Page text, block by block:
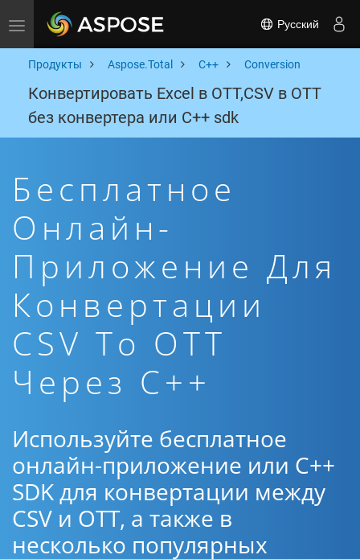
Toggle navigation Русский
Продукты Aspose.Total C++ Conversion
Конвертировать Excel в OTT,CSV в OTT
без конвертера или C++ sdk
Бесплатное
Онлайн-
Приложение Для
Конвертации
CSV To OTT
Через C++
Используйте бесплатное
онлайн-приложение или C++
SDK для конвертации между
CSV и OTT, а также в
несколько популярных